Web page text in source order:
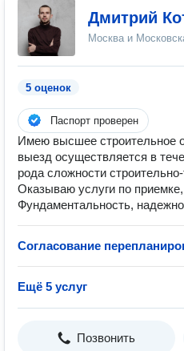
Дмитрий
Москва и
5 оценок
Паспорт проверен
Имею высшее строительное
выезд осуществляется в
рода сложности
Оказываю услуги по
Фундаментальность,
Согласование
Ещё 5 услуг
Позвонить